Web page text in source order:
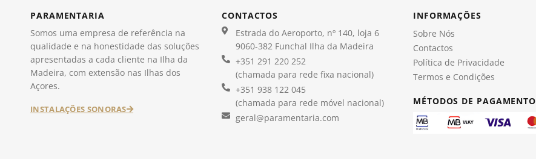
PARAMENTARIA
Somos uma empresa de referência na
qualidade e na honestidade das soluções
apresentadas a cada cliente na Ilha da
Madeira, com extensão nas Ilhas dos
Açores.
INSTALAÇÕES SONORAS
CONTACTOS
Estrada do Aeroporto, nº 140, loja 6
9060-382 Funchal Ilha da Madeira
+351 291 220 252
(chamada para rede fixa nacional)
+351 938 122 045
(chamada para rede móvel nacional)
geral@paramentaria.com
INFORMAÇÕES
Sobre Nós
Contactos
Política de Privacidade
Termos e Condições
MÉTODOS DE PAGAMENTO